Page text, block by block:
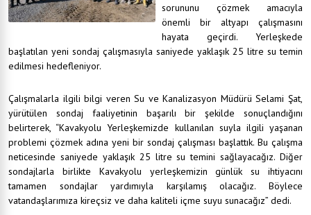
sorununu çözmek amacıyla
önemli bir altyapı çalışmasını
hayata geçirdi. Yerleşkede
başlatılan yeni sondaj çalışmasıyla saniyede yaklaşık 25 litre su temin
edilmesi hedefleniyor.
Çalışmalarla ilgili bilgi veren Su ve Kanalizasyon Müdürü Selami Şat,
yürütülen sondaj faaliyetinin başarılı bir şekilde sonuçlandığını
belirterek, “Kavakyolu Yerleşkemizde kullanılan suyla ilgili yaşanan
problemi çözmek adına yeni bir sondaj çalışması başlattık. Bu çalışma
neticesinde saniyede yaklaşık 25 litre su temini sağlayacağız. Diğer
sondajlarla birlikte Kavakyolu yerleşkemizin günlük su ihtiyacını
tamamen sondajlar yardımıyla karşılamış olacağız. Böylece
vatandaşlarımıza kireçsiz ve daha kaliteli içme suyu sunacağız” dedi.